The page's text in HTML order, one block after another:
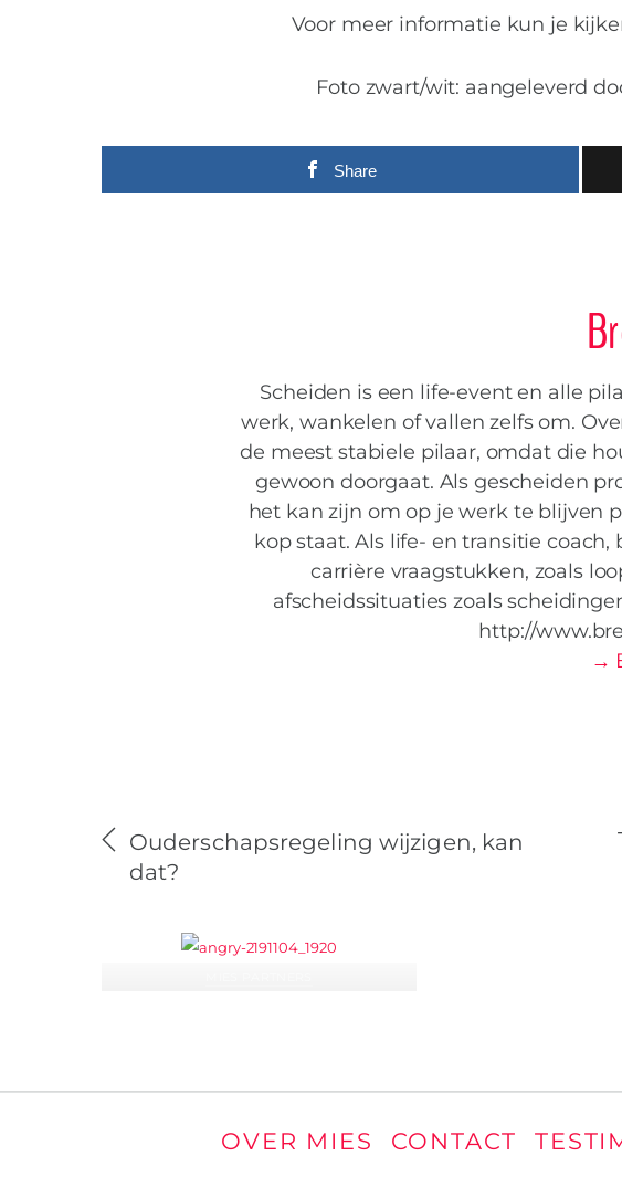
Voor meer informatie kun je
Foto zwart/wit: aangeleverd
Share
Scheiden is een life-event en alle
werk, wankelen of vallen zelfs om.
de meest stabiele pilaar, omdat die
gewoon doorgaat. Als gescheiden
het kan zijn om op je werk te blijven
kop staat. Als life- en transitie
carrière vraagstukken, zoals
afscheidssituaties zoals
http://
→
Ouderschapsregeling wijzigen, kan
dat?
OVER MIES CONTACT